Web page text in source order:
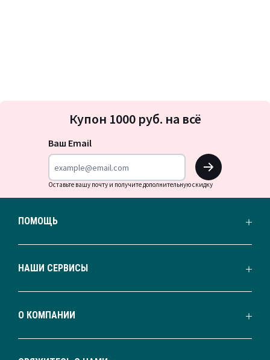
на
Купон 1000 руб. на всё
Ваш Email
OK
Оставьте вашу почту и получите дополнительную скидку
ПОМОЩЬ
НАШИ СЕРВИСЫ
О КОМПАНИИ